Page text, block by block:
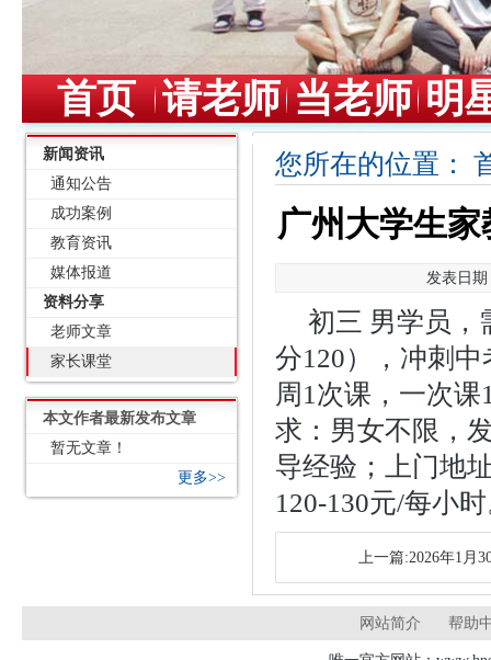
首页 请老师 当老师 明
新闻资讯
通知公告
成功案例
教育资讯
媒体报道
资料分享
老师文章
家长课堂
本文作者最新发布文章
暂无文章！
更多>>
您所在的位置：
广州大学生
发表日期
初三 男学员，
分120），冲刺
周1次课，一次课
求：男女不限，
导经验；上门地
120-130元/每小
上一篇:2026年1月
网站简介 帮助